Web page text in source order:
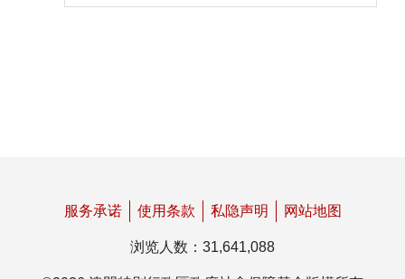
服务承诺 使用条款 私隐声明 网站地图
浏览人数 ： 31,641,088